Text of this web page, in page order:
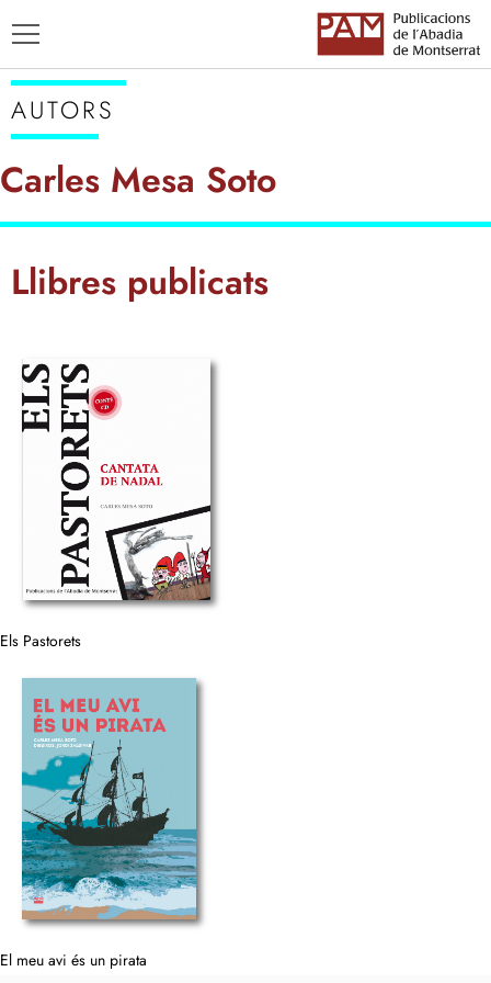
AUTORS
ENSENYAMENT CATALÀ
AUTORS
Carles Mesa Soto
Llibres publicats
Els Pastorets
El meu avi és un pirata